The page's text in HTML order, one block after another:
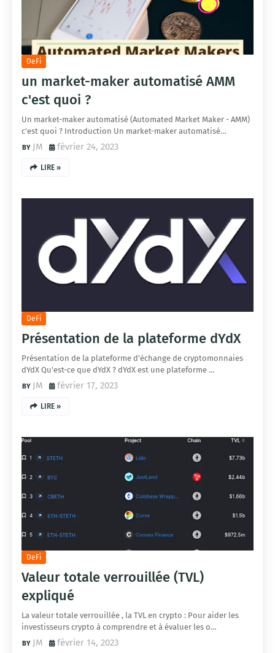
DeFi
un market-maker automatisé AMM
c'est quoi ?
Un market-maker automatisé (Automated Market Maker - AMM)
c'est quoi ? Introduction Un market-maker automatisé…
JM février 24, 2023
LIRE »
DeFi
Présentation de la plateforme dYdX
Présentation de la plateforme d'échange de cryptomonnaies
dYdX Qu'est-ce que dYdX ? dYdX est une plateforme …
JM février 17, 2023
LIRE »
DeFi
Valeur totale verrouillée (TVL)
expliqué
La valeur totale verrouillée , la TVL en crypto : Pour aider les
investisseurs crypto à comprendre et à évaluer les o…
JM février 14, 2023